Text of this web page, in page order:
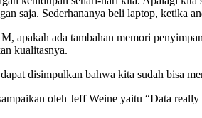
saja. Sederhananya beli laptop, ketika
apakah ada tambahan memori
kualitasnya.
disimpulkan bahwa kita sudah bisa
oleh Jeff Weine yaitu “Data